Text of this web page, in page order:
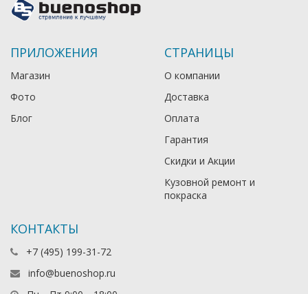
ПРИЛОЖЕНИЯ
Магазин
Фото
Блог
СТРАНИЦЫ
О компании
Доставка
Оплата
Гарантия
Скидки и Акции
Кузовной ремонт и
покраска
КОНТАКТЫ
+7 (495) 199-31-72
info@buenoshop.ru